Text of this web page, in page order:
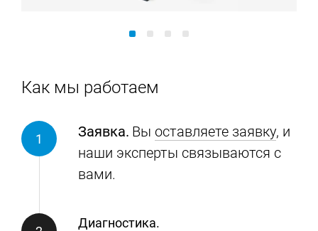
Как мы работаем
Заявка. Вы оставляете заявку, и
наши эксперты связываются с
вами.
Диагностика.